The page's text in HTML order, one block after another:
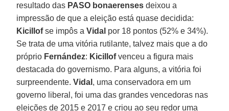
resultado das PASO bonaerenses deixou a
impressão de que a eleição está quase decidida:
Kicillofse impôs aVidal por 18 pontos (52% e 34%).
Se trata de uma vitória rutilante, talvez mais que a do
próprio Fernández: Kicillofvenceu a figura mais
destacada do governismo. Para alguns, a vitória foi
surpreendente.Vidal , uma conservadora em um
governo liberal, foi uma das grandes vencedoras nas
eleições de 2015 e 2017 e criou ao seu redor uma